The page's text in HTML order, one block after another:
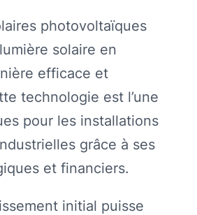
photovoltaïques
solaire en
efficace et
technologie est l’une
pour les installations
grâce à ses
et financiers.
initial puisse